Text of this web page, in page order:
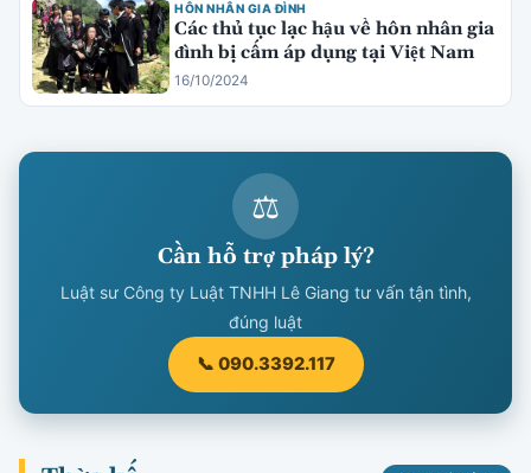
HÔN NHÂN GIA ĐÌNH
Các thủ tục lạc hậu về hôn nhân gia
đình bị cấm áp dụng tại Việt Nam
16/10/2024
⚖
Cần hỗ trợ pháp lý?
Luật sư Công ty Luật TNHH Lê Giang tư vấn tận tình,
đúng luật
📞 090.3392.117